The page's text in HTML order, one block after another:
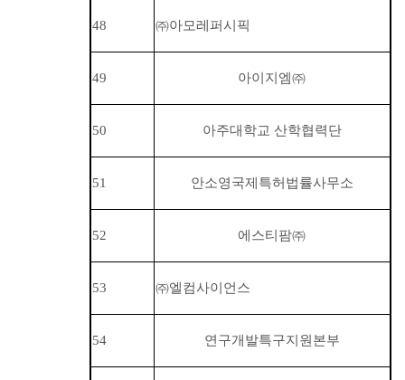
48 ㈜아모레퍼시픽
49 아이지엠㈜
50 아주대학교 산학협력단
51 안소영국제특허법률사무소
52 에스티팜㈜
53 ㈜엘컴사이언스
54 연구개발특구지원본부